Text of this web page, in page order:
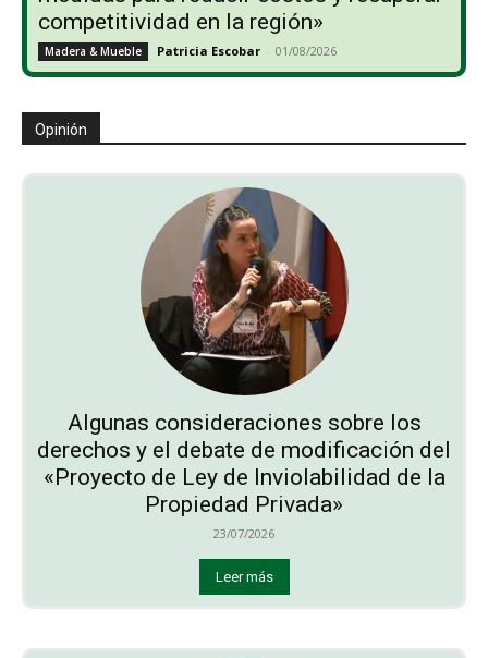
competitividad en la región»
Madera & Mueble Patricia Escobar - 01/08/2026
Opinión
Algunas consideraciones sobre los
derechos y el debate de modificación del
«Proyecto de Ley de Inviolabilidad de la
Propiedad Privada»
23/07/2026
Leer más